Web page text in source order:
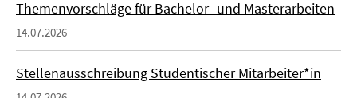
Themenvorschläge für Bachelor- und Masterarbeiten
14.07.2026
Stellenausschreibung Studentischer Mitarbeiter*in